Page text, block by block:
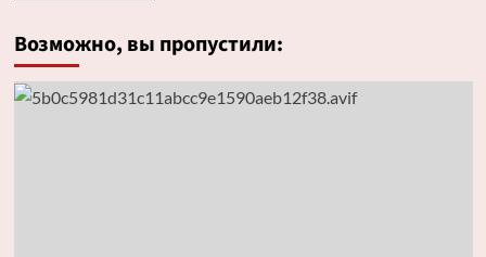
Возможно, вы пропустили: